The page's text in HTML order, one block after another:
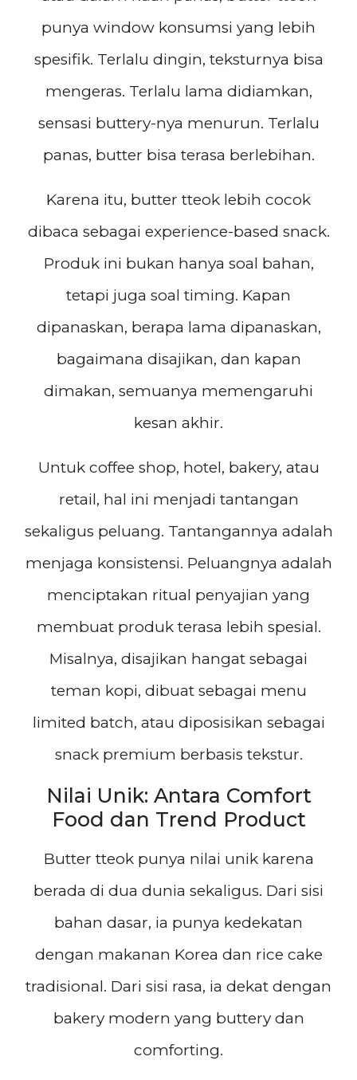
punya window konsumsi yang lebih
spesifik. Terlalu dingin, teksturnya bisa
mengeras. Terlalu lama didiamkan,
sensasi buttery-nya menurun. Terlalu
panas, butter bisa terasa berlebihan.
Karena itu, butter tteok lebih cocok
dibaca sebagai experience-based snack.
Produk ini bukan hanya soal bahan,
tetapi juga soal timing. Kapan
dipanaskan, berapa lama dipanaskan,
bagaimana disajikan, dan kapan
dimakan, semuanya memengaruhi
kesan akhir.
Untuk coffee shop, hotel, bakery, atau
retail, hal ini menjadi tantangan
sekaligus peluang. Tantangannya adalah
menjaga konsistensi. Peluangnya adalah
menciptakan ritual penyajian yang
membuat produk terasa lebih spesial.
Misalnya, disajikan hangat sebagai
teman kopi, dibuat sebagai menu
limited batch, atau diposisikan sebagai
snack premium berbasis tekstur.
Nilai Unik: Antara Comfort
Food dan Trend Product
Butter tteok punya nilai unik karena
berada di dua dunia sekaligus. Dari sisi
bahan dasar, ia punya kedekatan
dengan makanan Korea dan rice cake
tradisional. Dari sisi rasa, ia dekat dengan
bakery modern yang buttery dan
comforting.